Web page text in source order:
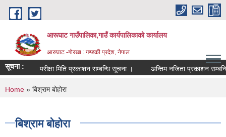
Skip to main content
आरूघाट गाउँपालिका,गाउँ कार्यपालिकाको कार्यालय
आरुघाट -गोरखा : गण्डकी प्रदेश, नेपाल
सूचना : परीक्षा मिति प्रकाशन सम्बन्धि सूचना । अन्तिम नजिता प्रकाशन सम्बन्धि
You are here
Home » बिश्राम बोहोरा
बिश्राम बोहोरा